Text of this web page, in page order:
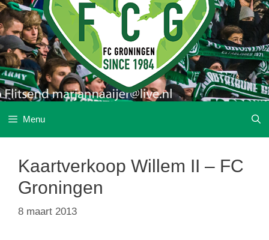
Menu
Kaartverkoop Willem II – FC
Groningen
8 maart 2013